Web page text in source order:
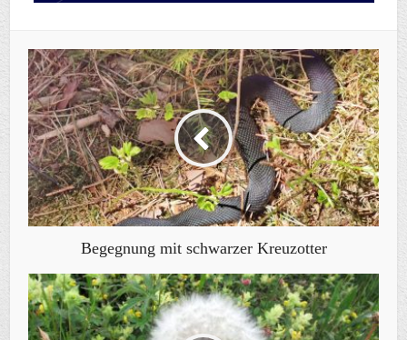
Begegnung mit schwarzer Kreuzotter